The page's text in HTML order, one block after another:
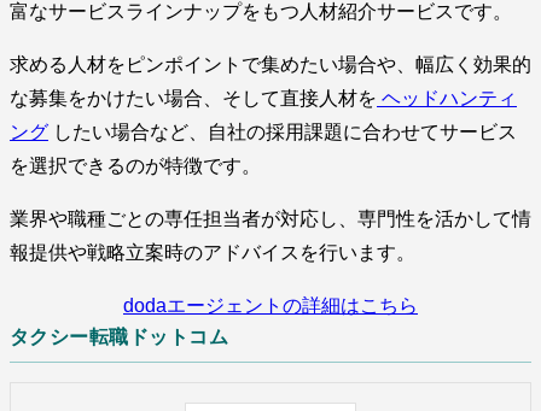
富なサービスラインナップをもつ人材紹介サービスです。
求める人材をピンポイントで集めたい場合や、幅広く効果的
な募集をかけたい場合、そして直接人材を ヘッドハンティ
ング したい場合など、自社の採用課題に合わせてサービス
を選択できるのが特徴です。
業界や職種ごとの専任担当者が対応し、専門性を活かして情
報提供や戦略立案時のアドバイスを行います。
dodaエージェントの詳細はこちら
タクシー転職ドットコム